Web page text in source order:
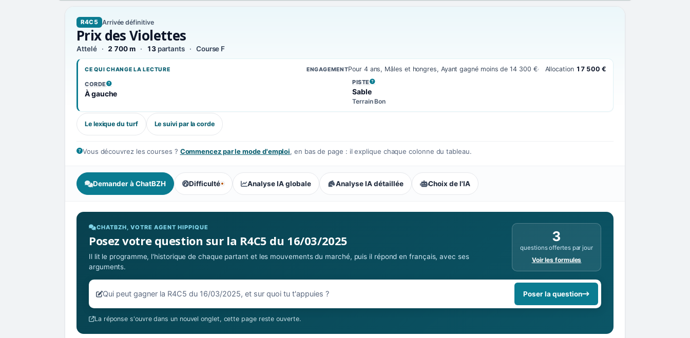
R4C5 Arrivée définitive
Prix des Violettes
Attelé 2 700 m 13partants Course F
CE QUI CHANGE LA LECTURE ENGAGEMENTPour 4 ans, Mâles et hongres, Ayant gagné moins de 14 300 € Allocation 17 500 €
CORDE
, VOIR LA DÉFINITION
À gauche
PISTE
, VOIR LA DÉFINITION
Sable
Terrain Bon
Le lexique du turf Le suivi par la corde
Vous découvrez les courses ? Commencez par le mode d'emploi, en bas de page : il explique chaque colonne du tableau.
Demander à ChatBZH Difficulté
, tendance des parieurs : Compétitive
Analyse IA globale Analyse IA détaillée Choix de l'IA
CHATBZH, VOTRE AGENT HIPPIQUE
Posez votre question sur la R4C5 du 16/03/2025
Il lit le programme, l'historique de chaque partant et les mouvements du marché, puis il répond en français, avec ses
arguments.
3
questions offertes par jour
Voir les formules
Votre question sur la R4C5 du 16/03/2025
Poser la question
La réponse s'ouvre dans un nouvel onglet, cette page reste ouverte.